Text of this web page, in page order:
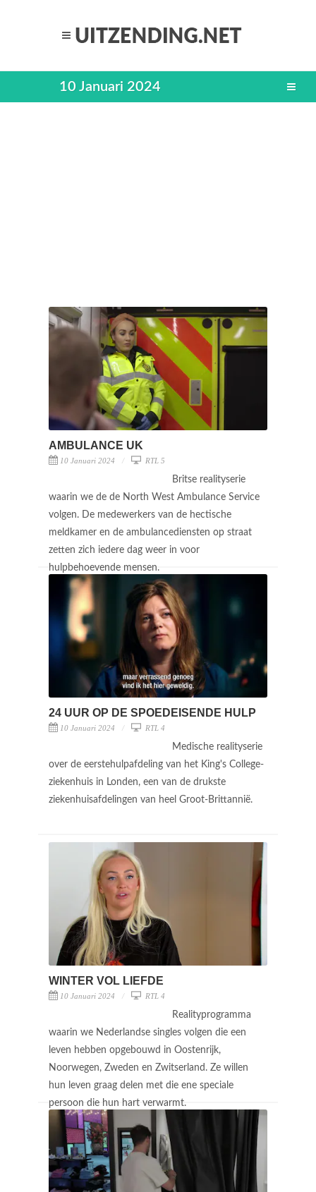
10 Januari 2024
AMBULANCE UK
10 Januari 2024 RTL 5
Britse realityserie
waarin we de de North West Ambulance Service
volgen. De medewerkers van de hectische
meldkamer en de ambulancediensten op straat
zetten zich iedere dag weer in voor
hulpbehoevende mensen.
24 UUR OP DE SPOEDEISENDE HULP
10 Januari 2024 RTL 4
Medische realityserie
over de eerstehulpafdeling van het King's College-
ziekenhuis in Londen, een van de drukste
ziekenhuisafdelingen van heel Groot-Brittannië.
WINTER VOL LIEFDE
10 Januari 2024 RTL 4
Realityprogramma
waarin we Nederlandse singles volgen die een
leven hebben opgebouwd in Oostenrijk,
Noorwegen, Zweden en Zwitserland. Ze willen
hun leven graag delen met die ene speciale
persoon die hun hart verwarmt.